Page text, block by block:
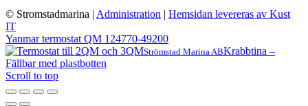
© Stromstadmarina | Administration | Hemsidan levereras av Kust
IT
Yanmar termostat QM 124770-49200
Strömstad Marina ABKrabbtina –
Fällbar med plastbotten
Scroll to top